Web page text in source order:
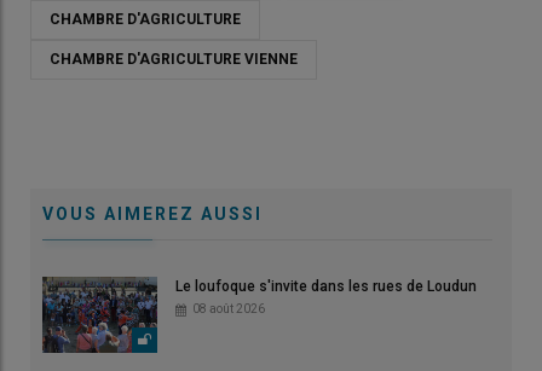
CHAMBRE D'AGRICULTURE
CHAMBRE D'AGRICULTURE VIENNE
VOUS AIMEREZ AUSSI
Le loufoque s'invite dans les rues de Loudun
08 août 2026